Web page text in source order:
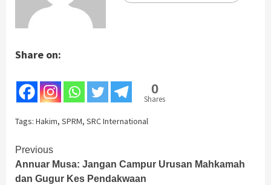
Share on:
0
Shares
Tags: Hakim, SPRM, SRC International
Continue
Reading
Previous
Annuar Musa: Jangan Campur Urusan Mahkamah
dan Gugur Kes Pendakwaan